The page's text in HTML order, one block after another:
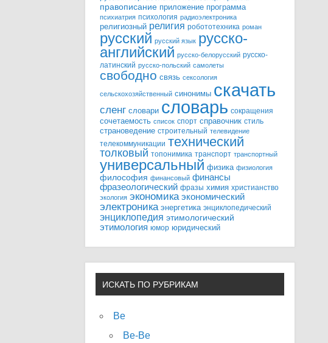
правописание приложение программа
психиатрия психология радиоэлектроника
религиозный религия робототехника роман
русский русский язык русско-
английский русско-белорусский русско-
латинский русско-польский самолеты
свободно связь сексология
сельскохозяйственный синонимы скачать
сленг словари словарь сокращения
сочетаемость список спорт справочник стиль
страноведение строительный телевидение
телекоммуникации технический
толковый топонимика транспорт транспортный
универсальный физика физиология
философия финансовый финансы
фразеологический фразы химия христианство
экология экономика экономический
электроника энергетика энциклопедический
энциклопедия этимологический
этимология юмор юридический
ИСКАТЬ ПО РУБРИКАМ
Be
Be-Be